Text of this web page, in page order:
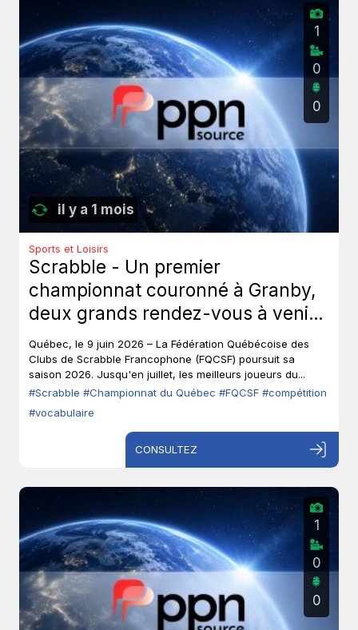
il y a 1 mois
1
0
0
Sports et Loisirs
Scrabble - Un premier
championnat couronné à Granby,
deux grands rendez-vous à venir
au Québec.
Québec, le 9 juin 2026 – La Fédération Québécoise des
Clubs de Scrabble Francophone (FQCSF) poursuit sa
saison 2026. Jusqu'en juillet, les meilleurs joueurs du...
#Scrabble #Championnat du Québec #FQCSF #compétition
#vocabulaire
CONSULTEZ
1
0
0